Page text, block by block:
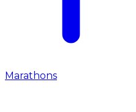
Marathons